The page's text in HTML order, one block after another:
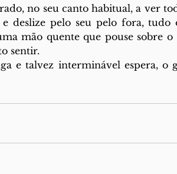
no seu canto habitual, a ver
deslize pelo seu pelo fora, tudo
mão quente que pouse sobre
sentir.
e talvez interminável espera, o